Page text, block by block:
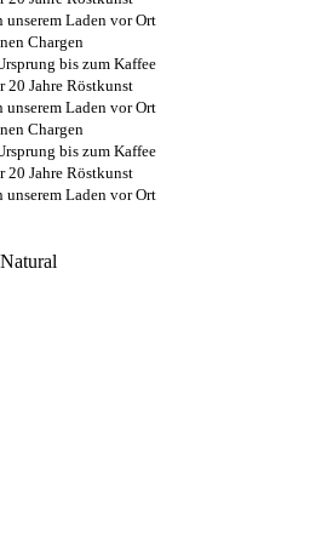
unserem Laden vor Ort
Chargen
bis zum Kaffee
20 Jahre Röstkunst
unserem Laden vor Ort
Chargen
bis zum Kaffee
20 Jahre Röstkunst
unserem Laden vor Ort